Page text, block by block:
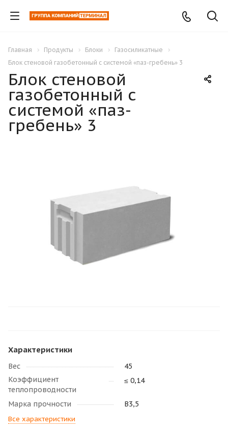
Главная Продукты Блоки
Газосиликатные
Блок стеновой газобетонный с системой «паз-гребень» 3
Блок стеновой
газобетонный с
системой «паз-
гребень» 3
Характеристики
Вес
45
Коэффициент
теплопроводности
≤ 0,14
Марка прочности В3,5
Все характеристики